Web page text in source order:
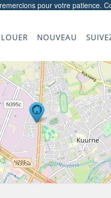
pour votre patience.
NOUVEAU